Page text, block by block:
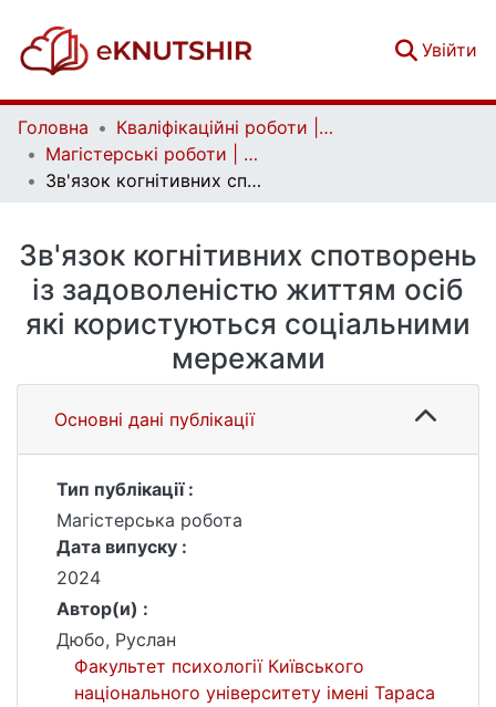
Увійти
Головна
Кваліфікаційні роботи | Qualifying works
Магістерські роботи | Master's theses
Зв'язок когнітивних спотворень із задоволеністю життям осіб які користуються соціальними мережами
Зв'язок когнітивних спотворень
із задоволеністю життям осіб
які користуються соціальними
мережами
Основні дані публікації
Тип публікації :
Магістерська робота
Дата випуску :
2024
Автор(и) :
Дюбо, Руслан
Факультет психології Київського
національного університету імені Тараса